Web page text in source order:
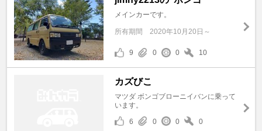
メインカーです。
所有期間 2020年10月20日～
9 0 0 10
カズびこ
マツダ ボンゴブローニイバンに乗って
います。
6
0 0 0